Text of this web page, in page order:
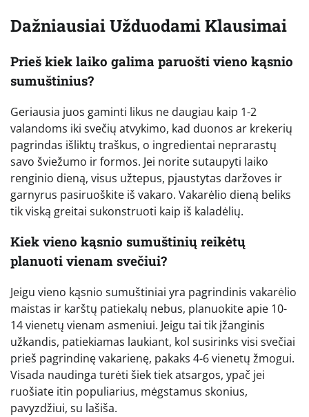
Dažniausiai Užduodami Klausimai
Prieš kiek laiko galima paruošti vieno kąsnio
sumuštinius?
Geriausia juos gaminti likus ne daugiau kaip 1-2
valandoms iki svečių atvykimo, kad duonos ar krekerių
pagrindas išliktų traškus, o ingredientai neprarastų
savo šviežumo ir formos. Jei norite sutaupyti laiko
renginio dieną, visus užtepus, pjaustytas daržoves ir
garnyrus pasiruoškite iš vakaro. Vakarėlio dieną beliks
tik viską greitai sukonstruoti kaip iš kaladėlių.
Kiek vieno kąsnio sumuštinių reikėtų
planuoti vienam svečiui?
Jeigu vieno kąsnio sumuštiniai yra pagrindinis vakarėlio
maistas ir karštų patiekalų nebus, planuokite apie 10-
14 vienetų vienam asmeniui. Jeigu tai tik įžanginis
užkandis, patiekiamas laukiant, kol susirinks visi svečiai
prieš pagrindinę vakarienę, pakaks 4-6 vienetų žmogui.
Visada naudinga turėti šiek tiek atsargos, ypač jei
ruošiate itin populiarius, mėgstamus skonius,
pavyzdžiui, su lašiša.